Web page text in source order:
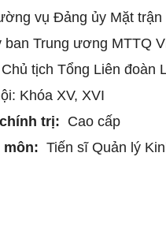
vụ Đảng ủy Mặt
ban Trung ương MTTQ
tịch Tổng Liên đoàn
Khóa XV, XVI
trị:
Cao cấp
môn: Tiến sĩ Quản lý